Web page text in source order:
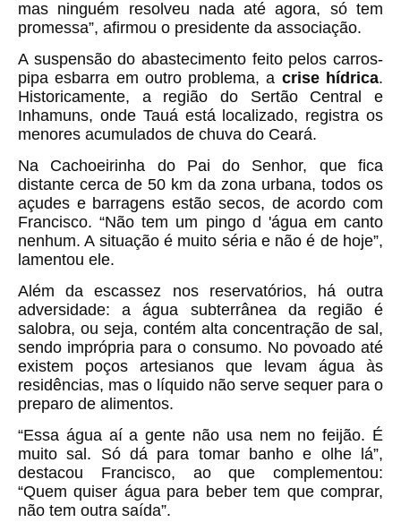
mas ninguém resolveu nada até agora, só tem
promessa”, afirmou o presidente da associação.
A suspensão do abastecimento feito pelos carros-
pipa esbarra em outro problema, a crise hídrica.
Historicamente, a região do Sertão Central e
Inhamuns, onde Tauá está localizado, registra os
menores acumulados de chuva do Ceará.
Na Cachoeirinha do Pai do Senhor, que fica
distante cerca de 50 km da zona urbana, todos os
açudes e barragens estão secos, de acordo com
Francisco. “Não tem um pingo d 'água em canto
nenhum. A situação é muito séria e não é de hoje”,
lamentou ele.
Além da escassez nos reservatórios, há outra
adversidade: a água subterrânea da região é
salobra, ou seja, contém alta concentração de sal,
sendo imprópria para o consumo. No povoado até
existem poços artesianos que levam água às
residências, mas o líquido não serve sequer para o
preparo de alimentos.
“Essa água aí a gente não usa nem no feijão. É
muito sal. Só dá para tomar banho e olhe lá”,
destacou Francisco, ao que complementou:
“Quem quiser água para beber tem que comprar,
não tem outra saída”.